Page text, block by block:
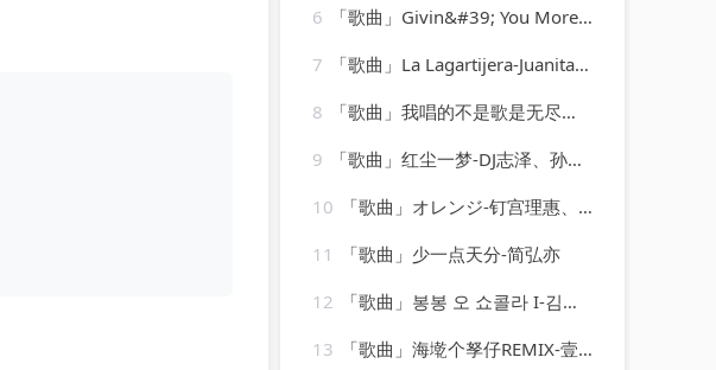
6
「歌曲」Givin&#39; You More-The Str8jackets & Sam Obernik、Tyree Cooper、The Str8jackets
7
「歌曲」La Lagartijera-Juanita Reina
8
「歌曲」我唱的不是歌是无尽的心痛-魏佳艺.wav
9
「歌曲」红尘一梦-DJ志泽、孙岩、小可
10
「歌曲」オレンジ-钉宫理惠、堀江由衣、喜多村英梨
11
「歌曲」少一点天分-简弘亦
12
「歌曲」봉봉 오 쇼콜라 I-김상헌
13
「歌曲」海墘个孥仔REMIX-壹指团体AFinger、麦丽素Mylikes、叶晓粤、林渝植Anoryz、Artascope万花筒、弹壳、Person